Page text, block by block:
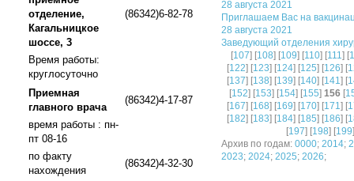
отделение,
Кагальницкое
шоссе, 3
(86342)6-82-78
Время работы:
круглосуточно
Приемная
главного врача
(86342)4-17-87
время работы : пн-
пт 08-16
по факту
нахождения
(86342)4-32-30
28 августа 2021
Приглашаем Вас на
28 августа 2021
Заведующий отделения
[107] [108] [109] [110] [111] [
[122] [123] [124] [125] [126] [
[137] [138] [139] [140] [141] [
[152] [153] [154] [155] 156 [
[167] [168] [169] [170] [171] [
[182] [183] [184] [185] [186] [
[197] [198] [199
Архив по годам: 0000; 2014;
2023; 2024; 2025; 2026;